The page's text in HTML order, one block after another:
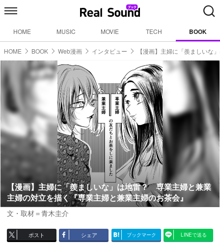
HOME MUSIC MOVIE TECH BOOK
HOME BOOK Web漫画 インタビュー 【漫画】主婦に「羨ましいな
【漫画】主婦に「羨ましいな」は地雷？ 専業主婦と兼業
主婦の対立を描く『専業主婦と兼業主婦のお茶会』
文・取材＝青木圭介
ポスト シェア ブックマーク LINEで送る